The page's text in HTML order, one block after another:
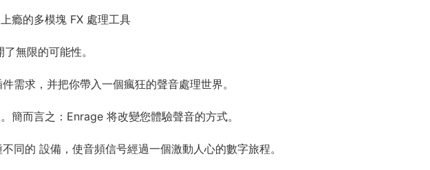
瘾的多模塊 FX 處理工具
無限的可能性。
需求，并把你帶入一個瘋狂的聲音處理世界。
簡而言之：Enrage 将改變您體驗聲音的方式。
同的 設備，使音頻信号經過一個激動人心的數字旅程。